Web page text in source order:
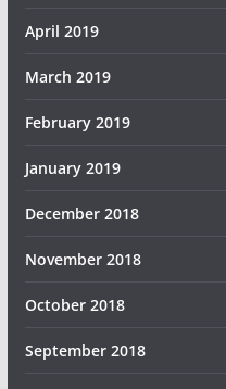
April 2019
March 2019
February 2019
January 2019
December 2018
November 2018
October 2018
September 2018